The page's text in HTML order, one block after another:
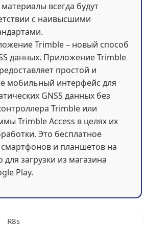
всегда будут
с наивысшими
Trimble – новый способ
данных. Приложение Trimble
простой и
мобильный интерфейс для
GNSS данных без
Trimble или
Trimble Access в целях их
Это бесплатное
и планшетов на
загрузки из магазина
Play.
R8s